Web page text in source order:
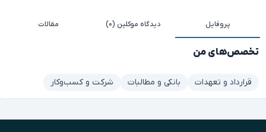
پروفایل دیدگاه موکلین (۰) مقالات
تخصص‌های من
قرارداد و تعهدات بانکی و مطالبات شرکت و کسب‌وکار